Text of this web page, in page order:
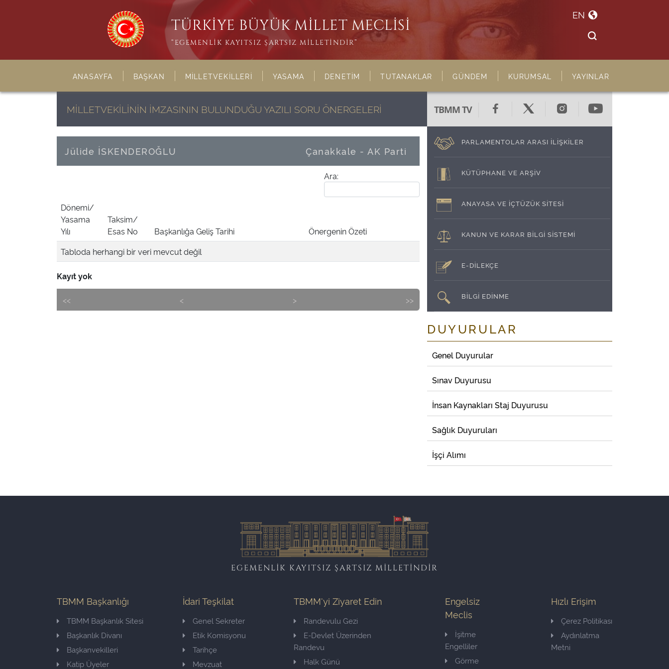
TÜRKİYE BÜYÜK MİLLET MECLİSİ
“EGEMENLİK KAYITSIZ ŞARTSIZ MİLLETİNDİR”
EN
ANASAYFA BAŞKAN MİLLETVEKİLLERİ YASAMA DENETİM TUTANAKLAR GÜNDEM KURUMSAL YAYINLAR
MİLLETVEKİLİNİN İMZASININ BULUNDUĞU YAZILI SORU ÖNERGELERİ
Jülide İSKENDEROĞLU Çanakkale - AK Parti
Ara:
Dönemi/
Yasama
Yılı
Taksim/
Esas No
Başkanlığa Geliş Tarihi
Önergenin Özeti
Tabloda herhangi bir veri mevcut değil
Kayıt yok
<< < > >>
TBMM TV
PARLAMENTOLAR ARASI İLİŞKİLER
KÜTÜPHANE VE ARŞİV
ANAYASA VE İÇTÜZÜK SİTESİ
KANUN VE KARAR BİLGİ SİSTEMİ
E-DİLEKÇE
BİLGİ EDİNME
DUYURULAR
Genel Duyurular
Sınav Duyurusu
İnsan Kaynakları Staj Duyurusu
Sağlık Duyuruları
İşçi Alımı
EGEMENLİK KAYITSIZ ŞARTSIZ MİLLETİNDİR
TBMM Başkanlığı
TBMM Başkanlık Sitesi
Başkanlık Divanı
Başkanvekilleri
Katip Üyeler
İdari Teşkilat
Genel Sekreter
Etik Komisyonu
Tarihçe
Mevzuat
TBMM'yi Ziyaret Edin
Randevulu Gezi
E-Devlet Üzerinden
Randevu
Halk Günü
Engelsiz
Meclis
İşitme
Engelliler
Görme
Hızlı Erişim
Çerez Politikası
Aydınlatma
Metni